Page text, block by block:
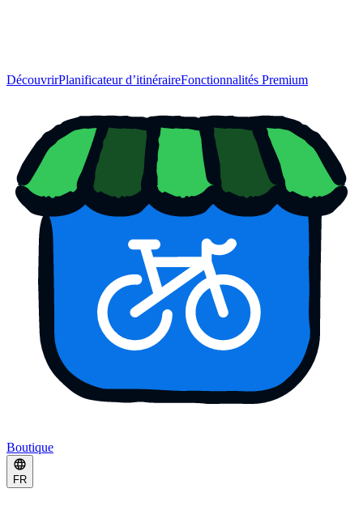
DécouvrirPlanificateur d’itinéraireFonctionnalités Premium
Boutique
FR